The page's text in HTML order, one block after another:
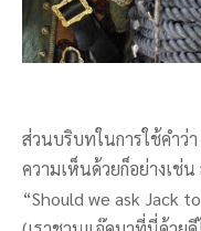
ส่วนบริบทในการใช้คำว่
ความเห็นด้วยก็อย่างเช่
“Should we ask Jack